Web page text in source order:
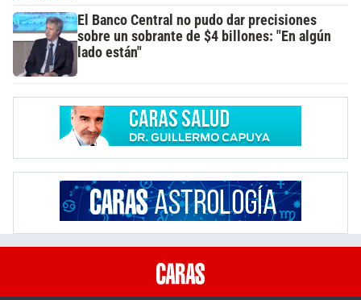
El Banco Central no pudo dar precisiones
sobre un sobrante de $4 billones: "En algún
lado están"